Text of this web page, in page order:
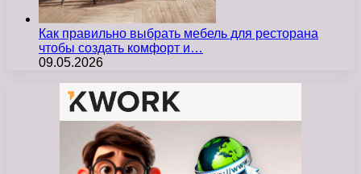
Как правильно выбрать мебель для ресторана
чтобы создать комфорт и…
09.05.2026